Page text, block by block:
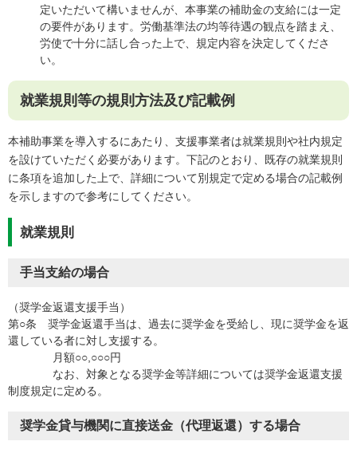
定いただいて構いませんが、本事業の補助金の支給には一定
の要件があります。労働基準法の均等待遇の観点を踏まえ、
労使で十分に話し合った上で、規定内容を決定してくださ
い。
就業規則等の規則方法及び記載例
本補助事業を導入するにあたり、支援事業者は就業規則や社内規定
を設けていただく必要があります。下記のとおり、既存の就業規則
に条項を追加した上で、詳細について別規定で定める場合の記載例
を示しますので参考にしてください。
就業規則
手当支給の場合
（奨学金返還支援手当）
第○条 奨学金返還手当は、過去に奨学金を受給し、現に奨学金を返
還している者に対し支援する。
月額○○,○○○円
なお、対象となる奨学金等詳細については奨学金返還支援
制度規定に定める。
奨学金貸与機関に直接送金（代理返還）する場合